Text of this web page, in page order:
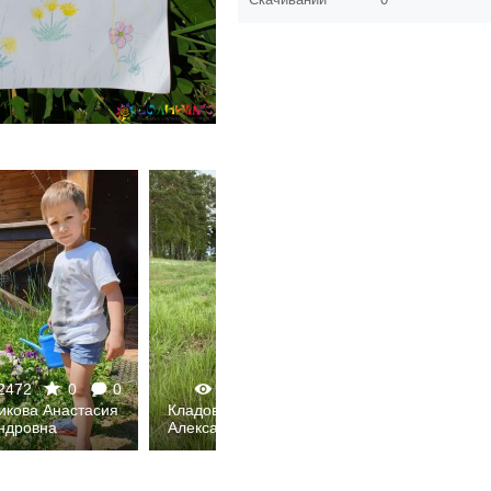
0
0
Анастасия
2216
Кладовикова Анастасия
Александровна